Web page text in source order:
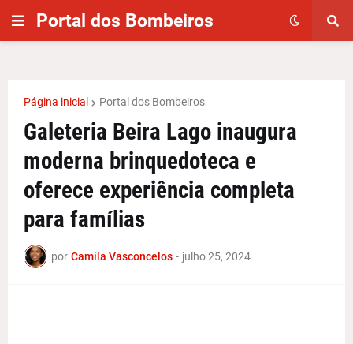
Portal dos Bombeiros
Página inicial Portal dos Bombeiros
Galeteria Beira Lago inaugura
moderna brinquedoteca e
oferece experiência completa
para famílias
por Camila Vasconcelos - julho 25, 2024